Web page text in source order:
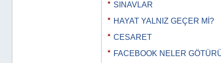
SINAVLAR
HAYAT YALNIZ GEÇER Mİ?
CESARET
FACEBOOK NELER